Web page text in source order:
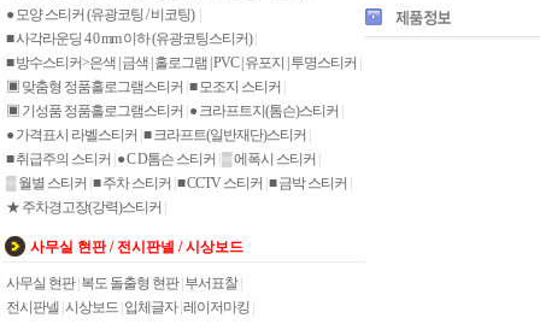
● 모양 스티커 (유광코팅 / 비코팅)
■ 사각라운딩 4 0 mm 이하 (유광코팅스티커)|
■ 방수스티커>은색 | 금색 | 홀로그램 | PVC | 유포지 | 투명스티커
▣ 맞춤형 정품홀로그램스티커 ■ 모조지 스티커
▣ 기성품 정품홀로그램스티커 ● 크라프트지(톰슨)스티커
● 가격표시 라벨스티커 ■ 크라프트(일반재단)스티커
■ 취급주의 스티커 ● C D톰슨 스티커 ▒ 에폭시 스티커
▒ 월별 스티커 ■ 주차 스티커 ■ CCTV 스티커 ■ 금박 스티커
★ 주차경고장(강력)스티커
사무실 현판 / 전시판넬 / 시상보드
사무실 현판| 복도 돌출형 현판| 부서표찰|
전시판넬 시상보드 입체글자| 레이저마킹